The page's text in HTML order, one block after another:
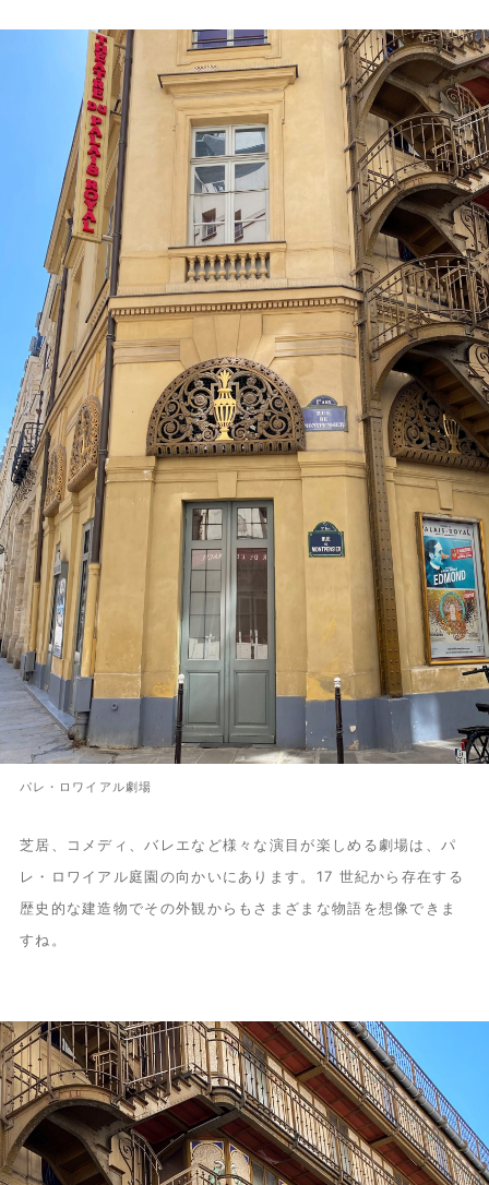
パレ・ロワイアル劇場
芝居、コメディ、バレエなど様々な演目が楽しめる劇場は、パ
レ・ロワイアル庭園の向かいにあります。17 世紀から存在する
歴史的な建造物でその外観からもさまざまな物語を想像できま
すね。